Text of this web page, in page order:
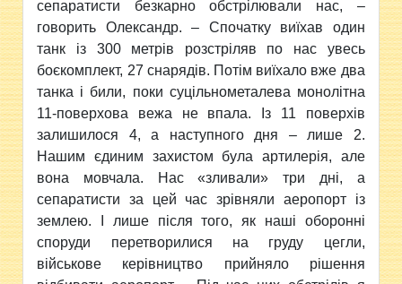
сепаратисти безкарно обстрілювали нас, –
говорить Олександр. – Спочатку виїхав один
танк із 300 метрів розстріляв по нас увесь
боєкомплект, 27 снарядів. Потім виїхало вже два
танка і били, поки суцільнометалева монолітна
11-поверхова вежа не впала. Із 11 поверхів
залишилося 4, а наступного дня – лише 2.
Нашим єдиним захистом була артилерія, але
вона мовчала. Нас «зливали» три дні, а
сепаратисти за цей час зрівняли аеропорт із
землею. І лише після того, як наші оборонні
споруди перетворилися на груду цегли,
військове керівництво прийняло рішення